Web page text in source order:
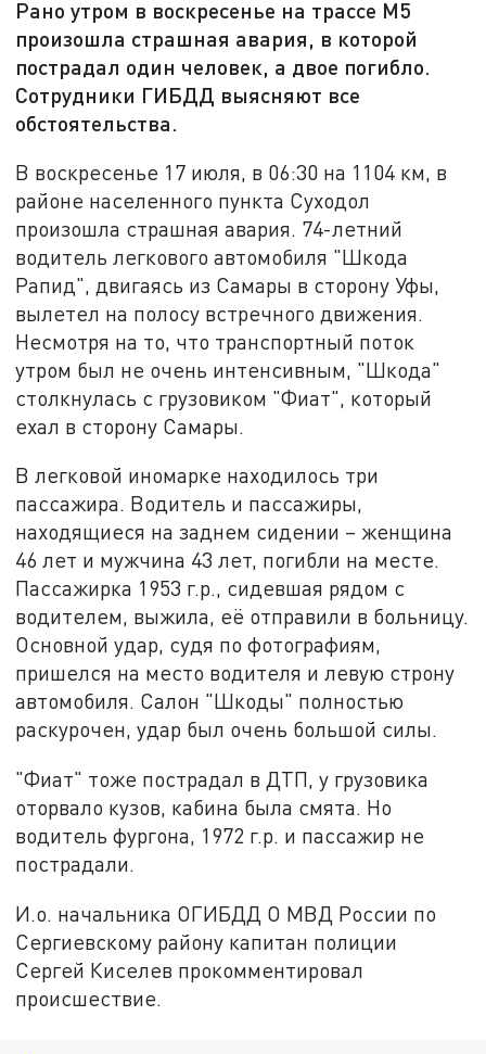
Рано утром в воскресенье на трассе М5
произошла страшная авария, в которой
пострадал один человек, а двое погибло.
Сотрудники ГИБДД выясняют все
обстоятельства.
В воскресенье 17 июля, в 06:30 на 1104 км, в
районе населенного пункта Суходол
произошла страшная авария. 74-летний
водитель легкового автомобиля "Шкода
Рапид", двигаясь из Самары в сторону Уфы,
вылетел на полосу встречного движения.
Несмотря на то, что транспортный поток
утром был не очень интенсивным, "Шкода"
столкнулась с грузовиком "Фиат", который
ехал в сторону Самары.
В легковой иномарке находилось три
пассажира. Водитель и пассажиры,
находящиеся на заднем сидении – женщина
46 лет и мужчина 43 лет, погибли на месте.
Пассажирка 1953 г.р., сидевшая рядом с
водителем, выжила, её отправили в больницу.
Основной удар, судя по фотографиям,
пришелся на место водителя и левую строну
автомобиля. Салон "Шкоды" полностью
раскурочен, удар был очень большой силы.
"Фиат" тоже пострадал в ДТП, у грузовика
оторвало кузов, кабина была смята. Но
водитель фургона, 1972 г.р. и пассажир не
пострадали.
И.о. начальника ОГИБДД О МВД России по
Сергиевскому району капитан полиции
Сергей Киселев прокомментировал
происшествие.